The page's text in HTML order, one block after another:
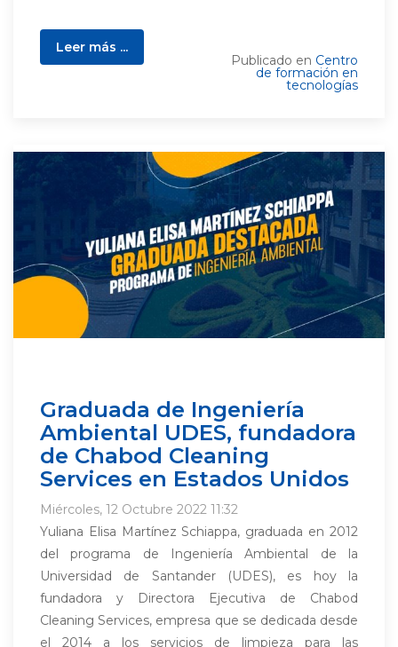
Leer más ...
Publicado en Centro
de formación en
tecnologías
Graduada de Ingeniería
Ambiental UDES, fundadora
de Chabod Cleaning
Services en Estados Unidos
Miércoles, 12 Octubre 2022 11:32
Yuliana Elisa Martínez Schiappa, graduada en 2012
del programa de Ingeniería Ambiental de la
Universidad de Santander (UDES), es hoy la
fundadora y Directora Ejecutiva de Chabod
Cleaning Services, empresa que se dedicada desde
el 2014 a los servicios de limpieza para las